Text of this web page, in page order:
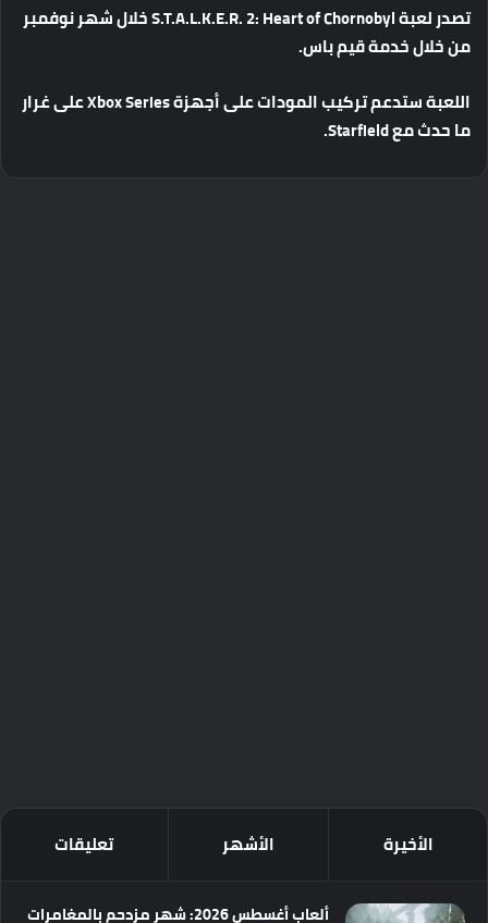
تصدرلعبة خلالشهرنوفمبر
منخلالخدمةقيمباس.
اللعبةستدعمتركيبالموداتعلىأجهزة علىغرار
ماحدثمع
الأخيرة الأشهر تعليقات
ألعاب أغسطس 2026: شهر مزدحم بالمغامرات